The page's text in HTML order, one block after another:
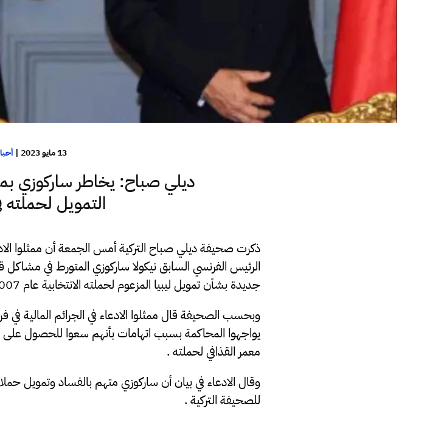
13 مايو 2023 |
ديلي صباح: يخاطر ساركوزي
التمويل لحملته
ذكرت صحيفة ديلي صباح التركية أمس الجمعة أن ممثلوا
الرئيس الفرنسي السابق نيكولا ساركوزي المتورط في
جديدة بشأن تمويل ليبيا المزعوم لحملته الانتخابية عام 2007 .
يواجهوا المحاكمة بسبب اتهامات بأنهم سعوا للحصول على
معمر القذافي لحملته .
وقال الادعاء في بيان أن ساركوزي متهم بالفساد وتمويل
للصحيفة التركية .